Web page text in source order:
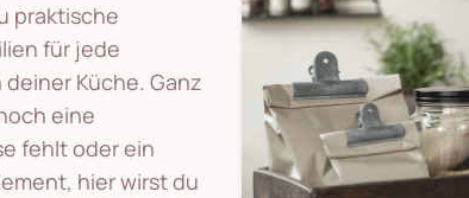
praktische
für jede
Küche. Ganz
eine
fehlt oder ein
hier wirst du